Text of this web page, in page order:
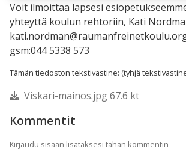
Voit ilmoittaa lapsesi
yhteyttä koulun rehtoriin, Kati
gsm:044 5338 573
Tämän tiedoston tekstivastine: (tyhjä
Viskari-mainos.jpg 67.6 kt
Kommentit
Kirjaudu sisään lisätäksesi tähän kommentin